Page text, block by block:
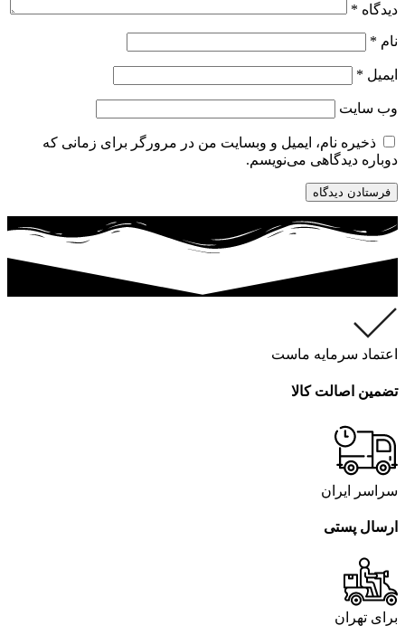
دیدگاه *
نام *
ایمیل *
وب‌ سایت
ذخیره نام، ایمیل و وبسایت من در مرورگر برای زمانی که
دوباره دیدگاهی می‌نویسم.
اعتماد سرمایه ماست
تضمین اصالت کالا
سراسر ایران
ارسال پستی
برای تهران